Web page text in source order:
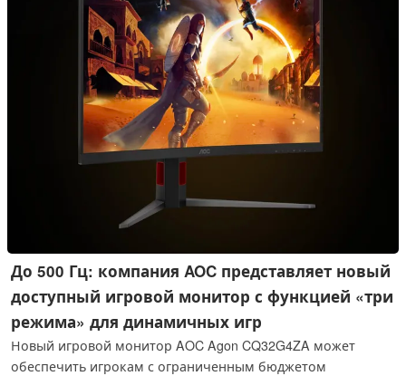
До 500 Гц: компания AOC представляет новый
доступный игровой монитор с функцией «три
режима» для динамичных игр
Новый игровой монитор AOC Agon CQ32G4ZA может
обеспечить игрокам с ограниченным бюджетом